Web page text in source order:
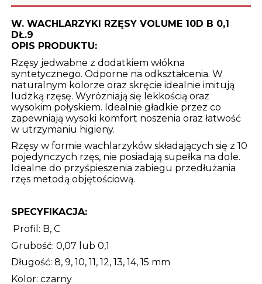
W. WACHLARZYKI RZĘSY VOLUME 10D B 0,1
DŁ.9
OPIS PRODUKTU:
Rzęsy jedwabne z dodatkiem włókna
syntetycznego. Odporne na odkształcenia. W
naturalnym kolorze oraz skręcie idealnie imitują
ludzką rzęsę. Wyrózniają się lekkością oraz
wysokim połyskiem. Idealnie gładkie przez co
zapewniają wysoki komfort noszenia oraz łatwość
w utrzymaniu higieny.
Rzęsy w formie wachlarzyków składających się z 10
pojedynczych rzęs, nie posiadają supełka na dole.
Idealne do przyśpieszenia zabiegu przedłużania
rzęs metodą objętościową.
SPECYFIKACJA:
Profil: B, C
Grubość: 0,07 lub 0,1
Długość: 8, 9, 10, 11, 12, 13, 14, 15 mm
Kolor: czarny